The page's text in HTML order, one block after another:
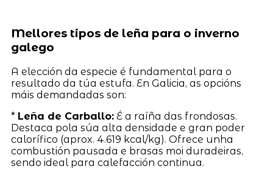
Mellores tipos de leña para o inverno
galego
A elección da especie é fundamental para o
resultado da túa estufa. En Galicia, as opcións
máis demandadas son:
* Leña de Carballo:É a raíña das frondosas.
Destaca pola súa alta densidade e gran poder
calorífico (aprox. 4.619 kcal/kg). Ofrece unha
combustión pausada e brasas moi duradeiras,
sendo ideal para calefacción continua.